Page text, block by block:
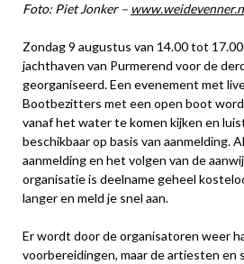
Foto: Piet Jonker –
Zondag 9 augustus van 14.00 tot
jachthaven van Purmerend voor de
georganiseerd. Een evenement met
Bootbezitters met een open boot
vanaf het water te komen kijken en
beschikbaar op basis van aanmelding.
aanmelding en het volgen van de
organisatie is deelname geheel
langer en meld je snel aan.
Er wordt door de organisatoren weer
voorbereidingen, maar de artiesten en